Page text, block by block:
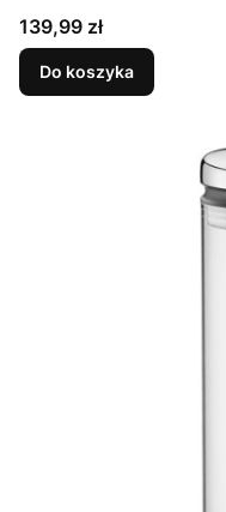
Cena
139,99 zł
Do koszyka